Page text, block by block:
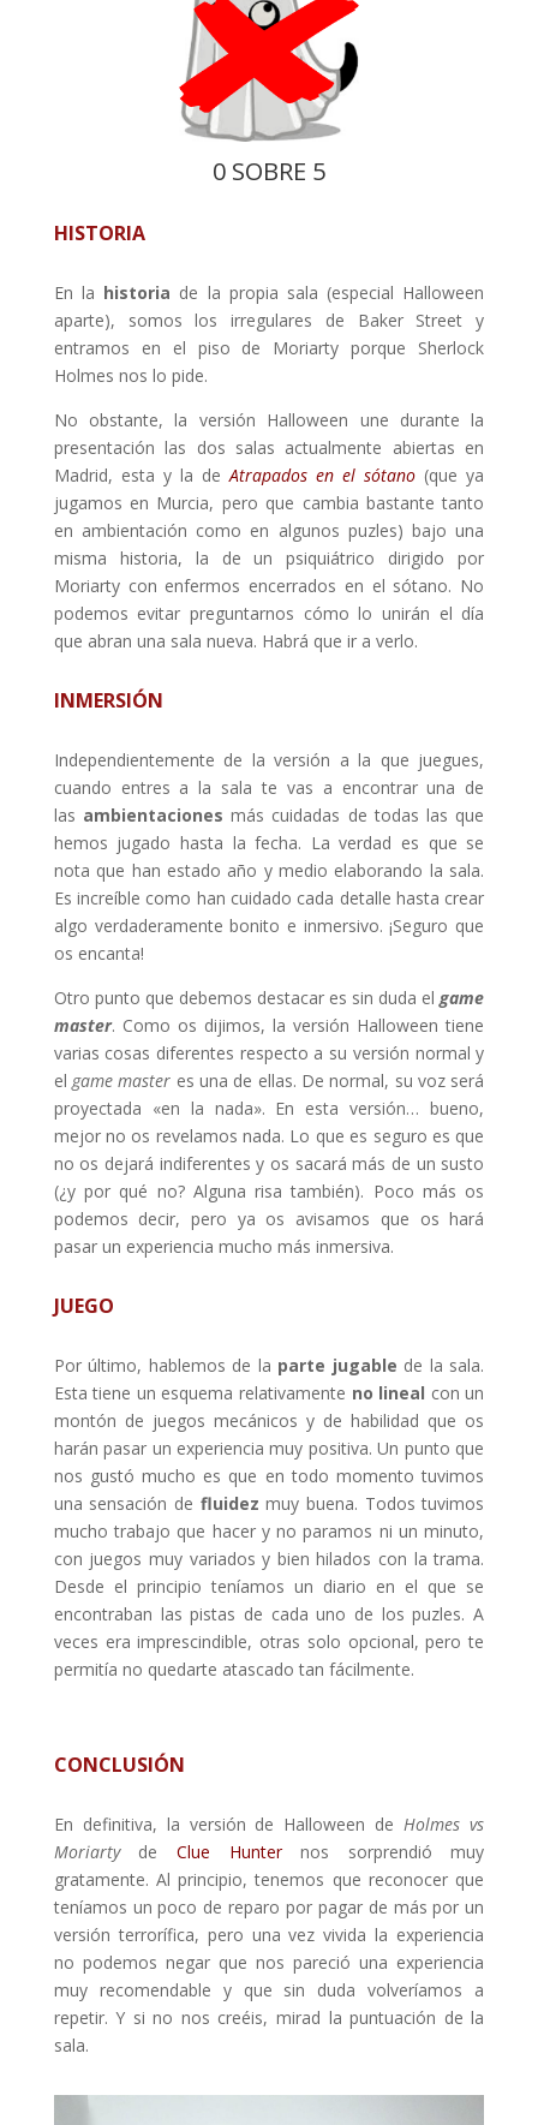
0 SOBRE 5
HISTORIA
En la historia de la propia sala (especial Halloween
aparte), somos los irregulares de Baker Street y
entramos en el piso de Moriarty porque Sherlock
Holmes nos lo pide.
No obstante, la versión Halloween une durante la
presentación las dos salas actualmente abiertas en
Madrid, esta y la de Atrapados en el sótano (que ya
jugamos en Murcia, pero que cambia bastante tanto
en ambientación como en algunos puzles) bajo una
misma historia, la de un psiquiátrico dirigido por
Moriarty con enfermos encerrados en el sótano. No
podemos evitar preguntarnos cómo lo unirán el día
que abran una sala nueva. Habrá que ir a verlo.
INMERSIÓN
Independientemente de la versión a la que juegues,
cuando entres a la sala te vas a encontrar una de
las ambientaciones más cuidadas de todas las que
hemos jugado hasta la fecha. La verdad es que se
nota que han estado año y medio elaborando la sala.
Es increíble como han cuidado cada detalle hasta crear
algo verdaderamente bonito e inmersivo. ¡Seguro que
os encanta!
Otro punto que debemos destacar es sin duda el game
master. Como os dijimos, la versión Halloween tiene
varias cosas diferentes respecto a su versión normal y
el game master es una de ellas. De normal, su voz será
proyectada «en la nada». En esta versión… bueno,
mejor no os revelamos nada. Lo que es seguro es que
no os dejará indiferentes y os sacará más de un susto
(¿y por qué no? Alguna risa también). Poco más os
podemos decir, pero ya os avisamos que os hará
pasar un experiencia mucho más inmersiva.
JUEGO
Por último, hablemos de la parte jugable de la sala.
Esta tiene un esquema relativamente no lineal con un
montón de juegos mecánicos y de habilidad que os
harán pasar un experiencia muy positiva. Un punto que
nos gustó mucho es que en todo momento tuvimos
una sensación de fluidez muy buena. Todos tuvimos
mucho trabajo que hacer y no paramos ni un minuto,
con juegos muy variados y bien hilados con la trama.
Desde el principio teníamos un diario en el que se
encontraban las pistas de cada uno de los puzles. A
veces era imprescindible, otras solo opcional, pero te
permitía no quedarte atascado tan fácilmente.
CONCLUSIÓN
En definitiva, la versión de Halloween de Holmes vs
Moriartyde Clue Hunternos sorprendió muy
gratamente. Al principio, tenemos que reconocer que
teníamos un poco de reparo por pagar de más por un
versión terrorífica, pero una vez vivida la experiencia
no podemos negar que nos pareció una experiencia
muy recomendable y que sin duda volveríamos a
repetir. Y si no nos creéis, mirad la puntuación de la
sala.